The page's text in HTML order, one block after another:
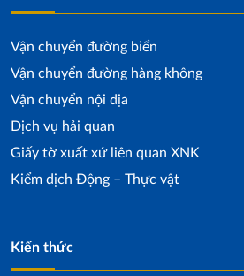
Vận chuyển đường biển
Vận chuyển đường hàng không
Vận chuyển nội địa
Dịch vụ hải quan
Giấy tờ xuất xứ liên quan XNK
Kiểm dịch Động – Thực vật
Kiến thức